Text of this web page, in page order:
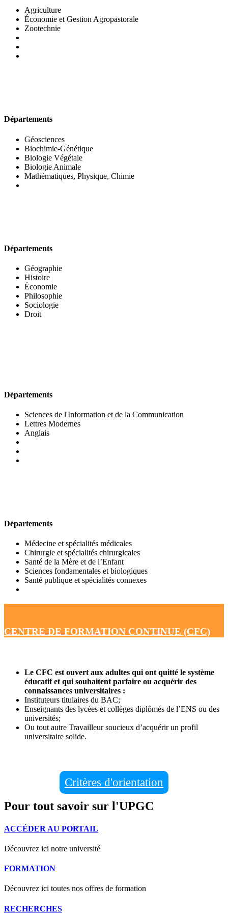
Agriculture
Économie et Gestion Agropastorale
Zootechnie
Départements
Géosciences
Biochimie-Génétique
Biologie Végétale
Biologie Animale
Mathématiques, Physique, Chimie
Départements
Géographie
Histoire
Économie
Philosophie
Sociologie
Droit
Départements
Sciences de l'Information et de la Communication
Lettres Modernes
Anglais
Départements
Médecine et spécialités médicales
Chirurgie et spécialités chirurgicales
Santé de la Mère et de l’Enfant
Sciences fondamentales et biologiques
Santé publique et spécialités connexes
CENTRE DE FORMATION CONTINUE (CFC)
Le CFC est ouvert aux adultes qui ont quitté le système
éducatif et qui souhaitent parfaire ou acquérir des
connaissances universitaires :
Instituteurs titulaires du BAC;
Enseignants des lycées et collèges diplômés de l’ENS ou des
universités;
Ou tout autre Travailleur soucieux d’acquérir un profil
universitaire solide.
Critères d'orientation
Pour tout savoir sur l'UPGC
ACCÉDER AU PORTAIL
Découvrez ici notre université
FORMATION
Découvrez ici toutes nos offres de formation
RECHERCHES